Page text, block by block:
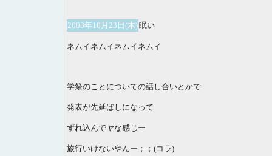
2003年10月23日(木)眠い
ネムイネムイネムイネムイ
学祭のことについての話し合いとかで
発表が先延ばしになって
ずれ込んでヤな感じー
旅行いけないやんー；；(コラ)